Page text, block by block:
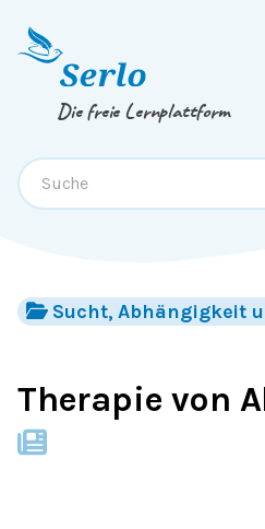
Springe zum
Die freie Lernplattform
Sucht, Abhängigkeit
Therapie von